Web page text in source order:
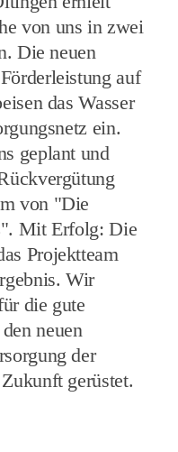
von uns in zwei
Die neuen
auf
das Wasser
ein.
geplant und
von "Die
Mit Erfolg: Die
Projektteam
Wir
die gute
neuen
der
gerüstet.